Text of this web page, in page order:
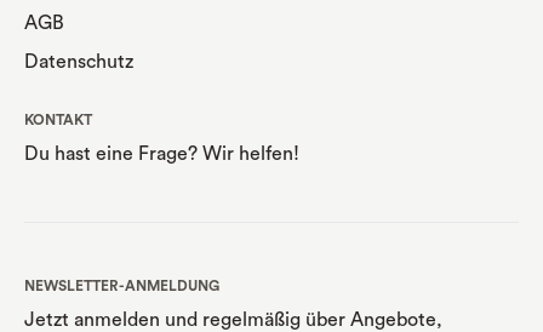
AGB
Datenschutz
KONTAKT
Du hast eine Frage? Wir helfen!
NEWSLETTER-ANMELDUNG
Jetzt anmelden und regelmäßig über Angebote,